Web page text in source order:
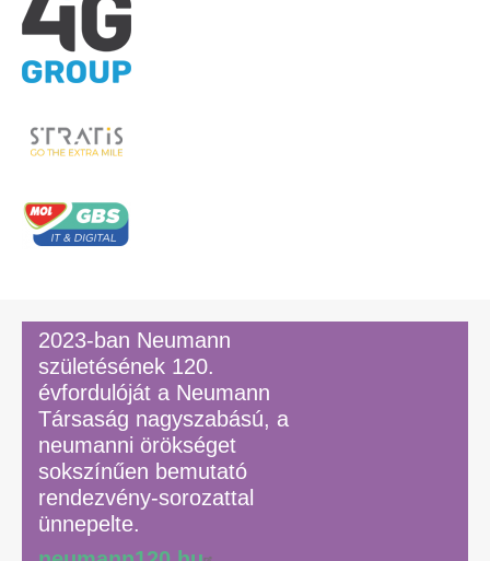
2023-ban Neumann
születésének 120.
évfordulóját a Neumann
Társaság nagyszabású, a
neumanni örökséget
sokszínűen bemutató
rendezvény-sorozattal
ünnepelte.